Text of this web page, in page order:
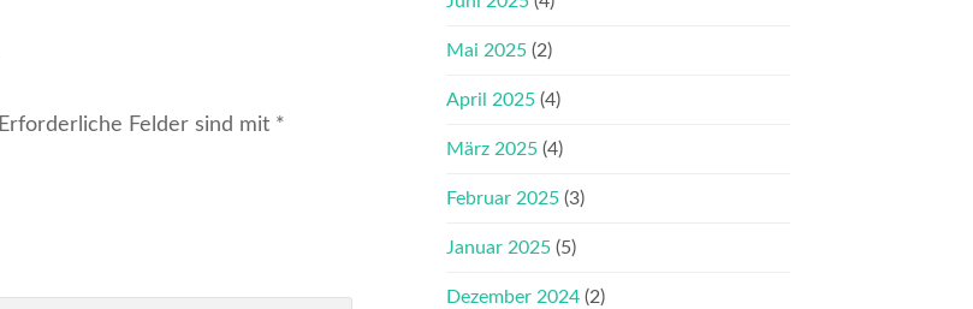
Erforderliche Felder sind mit *
Mai 2025 (2)
April 2025 (4)
März 2025 (4)
Februar 2025 (3)
Januar 2025 (5)
Dezember 2024 (2)